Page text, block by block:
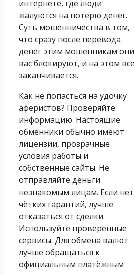
интернете, где люди
жалуются на потерю денег.
Суть мошенничества в том,
что сразу после перевода
денег этим мошенникам они
вас блокируют, и на этом все
заканчивается.
Как не попасться на удочку
аферистов? Проверяйте
информацию. Настоящие
обменники обычно имеют
лицензии, прозрачные
условия работы и
собственные сайты. Не
отправляйте деньги
незнакомым лицам. Если нет
чётких гарантий, лучше
отказаться от сделки.
Используйте проверенные
сервисы. Для обмена валют
лучше обращаться к
официальным платёжным